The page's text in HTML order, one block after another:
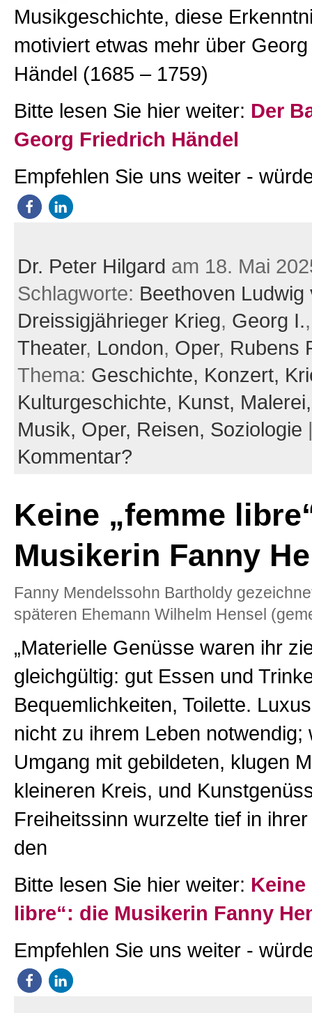
Musikgeschichte, diese
motiviert etwas mehr über
Händel (1685 – 1759)
Bitte lesen Sie hier weiter: Der
Georg Friedrich Händel
Empfehlen Sie uns weiter -
Dr. Peter Hilgard am 18. Mai
Schlagworte: Beethoven Ludwig
Dreissigjährieger Krieg, Georg I.
Theater, London, Oper, Rubens
Thema: Geschichte, Konzert,
Kulturgeschichte, Kunst,
Musik, Oper, Reisen, Soziologie
Kommentar?
Keine „femme
Musikerin Fanny
Fanny Mendelssohn Bartholdy
späteren Ehemann Wilhelm Hensel
„Materielle Genüsse waren ihr
gleichgültig: gut Essen und
Bequemlichkeiten, Toilette.
nicht zu ihrem Leben notwendig;
Umgang mit gebildeten, klugen
kleineren Kreis, und
Freiheitssinn wurzelte tief in
den
Bitte lesen Sie hier weiter: Keine
libre“: die Musikerin Fanny
Empfehlen Sie uns weiter -